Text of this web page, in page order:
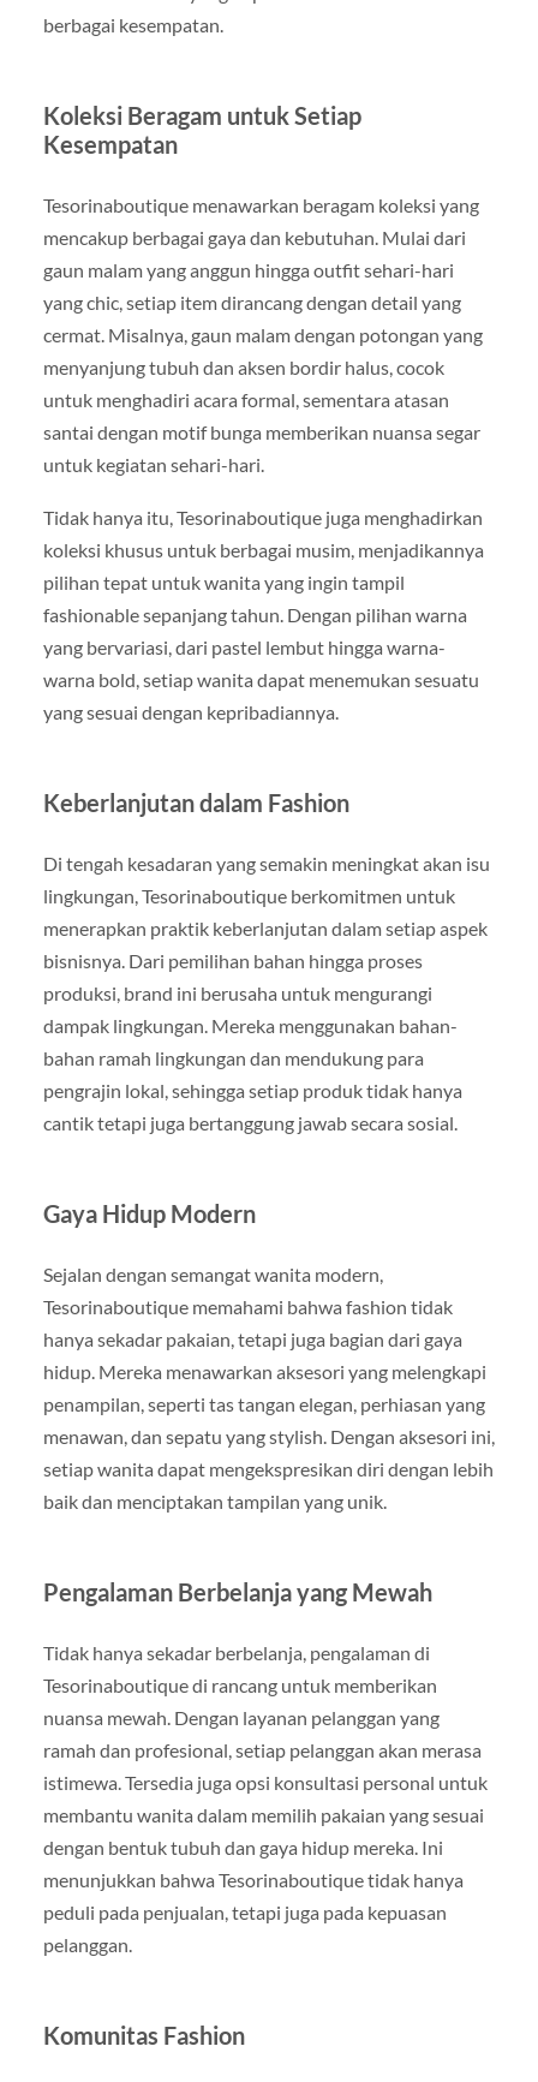
berbagai kesempatan.
Koleksi Beragam untuk Setiap
Kesempatan
Tesorinaboutique menawarkan beragam koleksi yang
mencakup berbagai gaya dan kebutuhan. Mulai dari
gaun malam yang anggun hingga outfit sehari-hari
yang chic, setiap item dirancang dengan detail yang
cermat. Misalnya, gaun malam dengan potongan yang
menyanjung tubuh dan aksen bordir halus, cocok
untuk menghadiri acara formal, sementara atasan
santai dengan motif bunga memberikan nuansa segar
untuk kegiatan sehari-hari.
Tidak hanya itu, Tesorinaboutique juga menghadirkan
koleksi khusus untuk berbagai musim, menjadikannya
pilihan tepat untuk wanita yang ingin tampil
fashionable sepanjang tahun. Dengan pilihan warna
yang bervariasi, dari pastel lembut hingga warna-
warna bold, setiap wanita dapat menemukan sesuatu
yang sesuai dengan kepribadiannya.
Keberlanjutan dalam Fashion
Di tengah kesadaran yang semakin meningkat akan isu
lingkungan, Tesorinaboutique berkomitmen untuk
menerapkan praktik keberlanjutan dalam setiap aspek
bisnisnya. Dari pemilihan bahan hingga proses
produksi, brand ini berusaha untuk mengurangi
dampak lingkungan. Mereka menggunakan bahan-
bahan ramah lingkungan dan mendukung para
pengrajin lokal, sehingga setiap produk tidak hanya
cantik tetapi juga bertanggung jawab secara sosial.
Gaya Hidup Modern
Sejalan dengan semangat wanita modern,
Tesorinaboutique memahami bahwa fashion tidak
hanya sekadar pakaian, tetapi juga bagian dari gaya
hidup. Mereka menawarkan aksesori yang melengkapi
penampilan, seperti tas tangan elegan, perhiasan yang
menawan, dan sepatu yang stylish. Dengan aksesori ini,
setiap wanita dapat mengekspresikan diri dengan lebih
baik dan menciptakan tampilan yang unik.
Pengalaman Berbelanja yang Mewah
Tidak hanya sekadar berbelanja, pengalaman di
Tesorinaboutique di rancang untuk memberikan
nuansa mewah. Dengan layanan pelanggan yang
ramah dan profesional, setiap pelanggan akan merasa
istimewa. Tersedia juga opsi konsultasi personal untuk
membantu wanita dalam memilih pakaian yang sesuai
dengan bentuk tubuh dan gaya hidup mereka. Ini
menunjukkan bahwa Tesorinaboutique tidak hanya
peduli pada penjualan, tetapi juga pada kepuasan
pelanggan.
Komunitas Fashion